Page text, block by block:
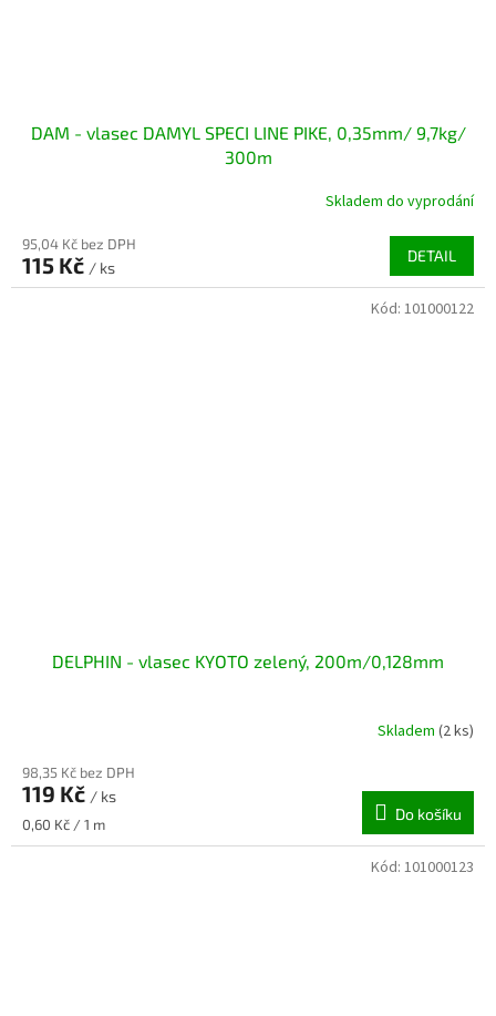
DAM - vlasec DAMYL SPECI LINE PIKE, 0,35mm/ 9,7kg/
300m
Skladem do vyprodání
95,04 Kč bez DPH
115 Kč / ks
DETAIL
DELPHIN - vlasec KYOTO zelený, 200m/0,128mm
Skladem (2 ks)
98,35 Kč bez DPH
119 Kč / ks
Měrná
cena:
0,60 Kč / 1 m
Do košíku
Kód: 101000122
Kód: 101000123